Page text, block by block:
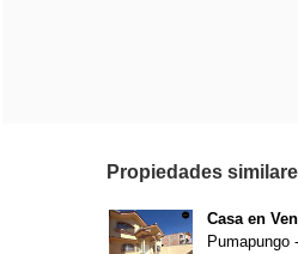
Propiedades
Casa en
Pumapungo